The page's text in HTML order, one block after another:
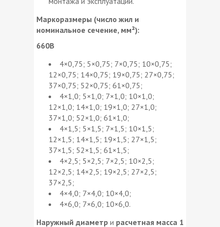
Маркоразмеры (число жил и
номинальное сечение, мм²):
660В
4×0,75; 5×0,75; 7×0,75; 10×0,75;
12×0,75; 14×0,75; 19×0,75; 27×0,75;
37×0,75; 52×0,75; 61×0,75;
4×1,0; 5×1,0; 7×1,0; 10×1,0;
12×1,0; 14×1,0; 19×1,0; 27×1,0;
37×1,0; 52×1,0; 61×1,0;
4×1,5; 5×1,5; 7×1,5; 10×1,5;
12×1,5; 14×1,5; 19×1,5; 27×1,5;
37×1,5; 52×1,5; 61×1,5;
4×2,5; 5×2,5; 7×2,5; 10×2,5;
12×2,5; 14×2,5; 19×2,5; 27×2,5;
37×2,5;
4×4,0; 7×4,0; 10×4,0;
4×6,0; 7×6,0; 10×6,0.
Наружный диаметр и расчетная масса 1